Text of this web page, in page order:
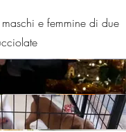
e femmine di due